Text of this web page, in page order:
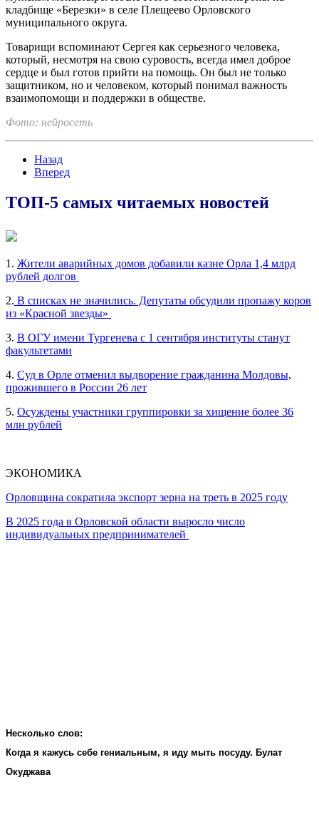
кладбище «Березки» в селе Плещеево Орловского
муниципального округа.
Товарищи вспоминают Сергея как серьезного человека,
который, несмотря на свою суровость, всегда имел доброе
сердце и был готов прийти на помощь. Он был не только
защитником, но и человеком, который понимал важность
взаимопомощи и поддержки в обществе.
Фото: нейросеть
Назад
Вперед
ТОП-5 самых читаемых новостей
1. Жители аварийных домов добавили казне Орла 1,4 млрд
рублей долгов
2. В списках не значились. Депутаты обсудили пропажу коров
из «Красной звезды»
3. В ОГУ имени Тургенева с 1 сентября институты станут
факультетами
4. Суд в Орле отменил выдворение гражданина Молдовы,
прожившего в России 26 лет
5. Осуждены участники группировки за хищение более 36
млн рублей
ЭКОНОМИКА
Орловщина сократила экспорт зерна на треть в 2025 году
В 2025 года в Орловской области выросло число
индивидуальных предпринимателей
Несколько слов:
Когда я кажусь себе гениальным, я иду мыть посуду. Булат
Окуджава